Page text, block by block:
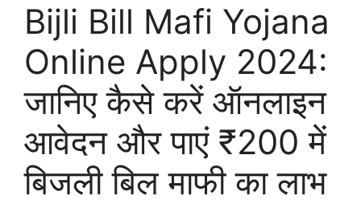
Bijli Bill Mafi Yojana
Online Apply 2024:
जानिए कैसे करें ऑनलाइन
आवेदन और पाएं ₹200 में
बिजली बिल माफी का लाभ